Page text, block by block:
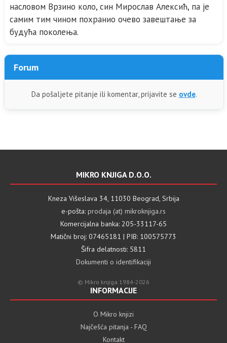
насловом Врзино коло, син Мирослав Алексић, па је
самим тим чином похранио очево завештање за
будућа поколења.
Forum
Da pošaljete pitanje ili komentar, prijavite se ovde.
MIKRO KNJIGA D.O.O.
Kneza Višeslava 34, 11030 Beograd, Srbija
e-pošta: prodaja (at) mikroknjiga.rs
Komercijalna banka: 205-33117-65
Matični broj: 07465181 | PIB: 100575773
Šifra delatnosti: 5811
Dokumenti o identifikaciji
© Mikro knjiga 1984-2026
INFORMACIJE
O Mikro knjizi
Najčešća pitanja - FAQ
Kontakt